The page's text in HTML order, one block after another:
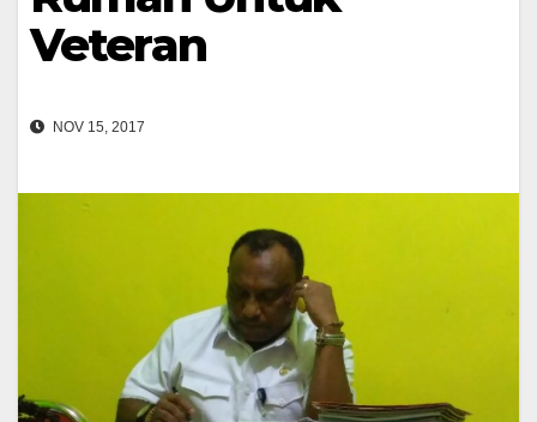
Veteran
NOV 15, 2017